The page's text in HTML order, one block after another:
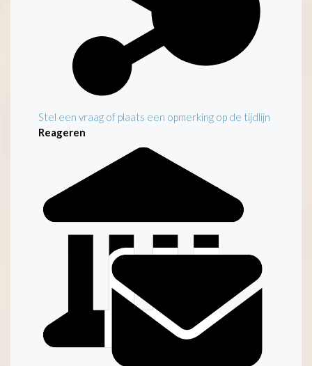
Stel een vraag of plaats een opmerking op de tijdlijn
Reageren